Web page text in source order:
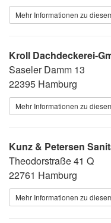
Mehr Informationen zu
Kroll Dachdeckerei-
Saseler Damm 13
22395 Hamburg
Mehr Informationen zu
Kunz & Petersen
Theodorstraße 41 Q
22761 Hamburg
Mehr Informationen zu